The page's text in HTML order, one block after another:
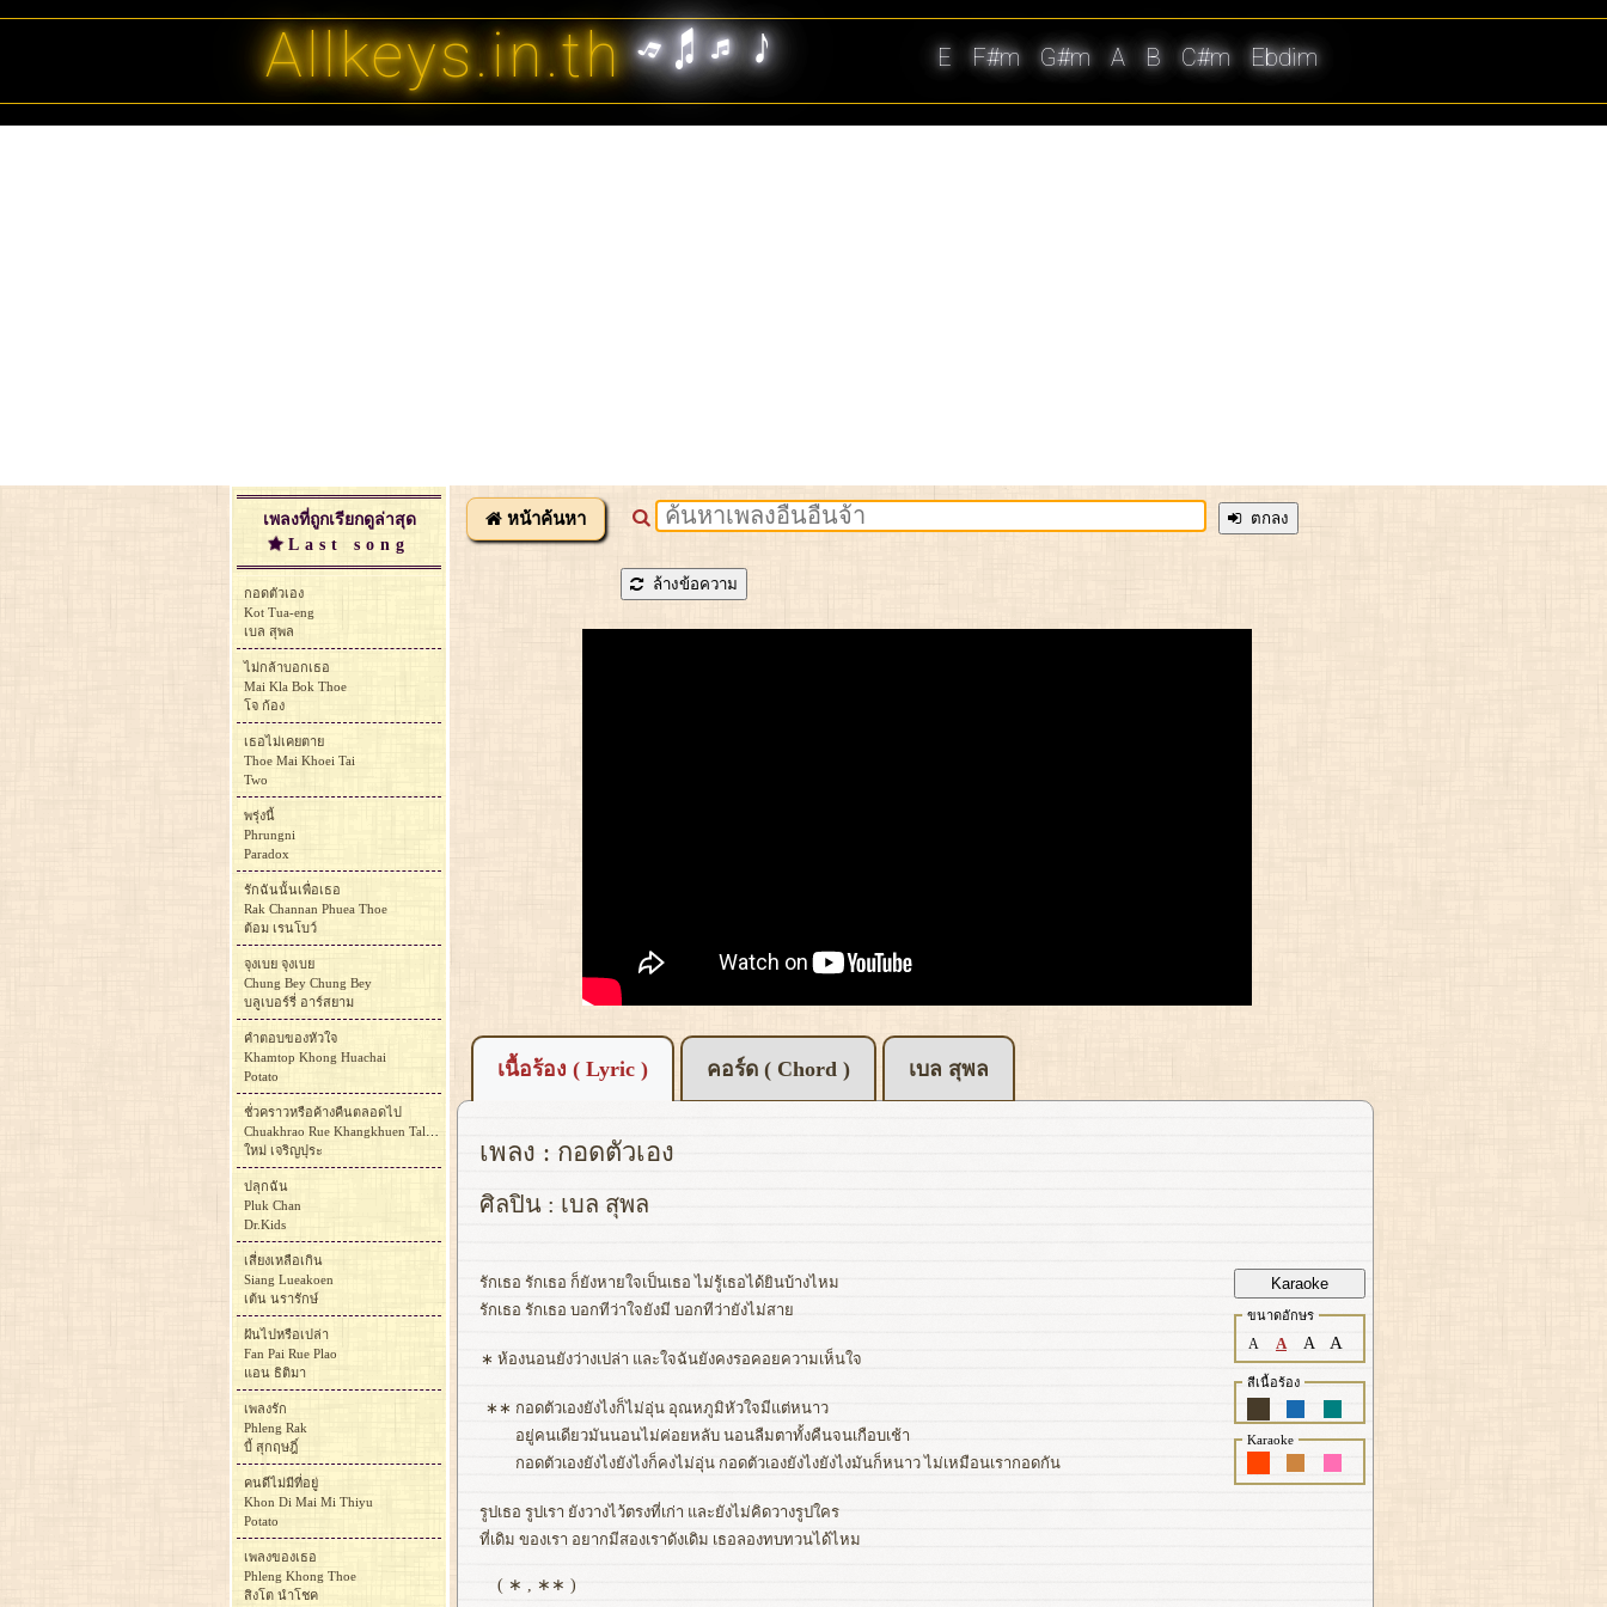
Allkeys.in.th E F#m G#m A B C#m Ebdim
หน้าค้นหา ตกลง
ล้างข้อความ
เนื้อร้อง ( Lyric ) คอร์ด ( Chord ) เบล สุพล
เพลง : กอดตัวเอง
ศิลปิน : เบล สุพล
Karaoke
ขนาดอักษร
A A A A
สีเนื้อร้อง
Karaoke
รักเธอ รักเธอ ก็ยังหายใจเป็นเธอ ไม่รู้เธอได้ยินบ้างไหม
รักเธอ รักเธอ บอกทีว่าใจยังมี บอกทีว่ายังไม่สาย
∗ ห้องนอนยังว่างเปล่า และใจฉันยังคงรอคอยความเห็นใจ
∗∗ กอดตัวเองยังไงก็ไม่อุ่น อุณหภูมิหัวใจมีแต่หนาว
อยู่คนเดียวมันนอนไม่ค่อยหลับ นอนลืมตาทั้งคืนจนเกือบเช้า
กอดตัวเองยังไงยังไงก็คงไม่อุ่น กอดตัวเองยังไงยังไงมันก็หนาว ไม่เหมือนเรากอดกัน
รูปเธอ รูปเรา ยังวางไว้ตรงที่เก่า และยังไม่คิดวางรูปใคร
ที่เดิม ของเรา อยากมีสองเราดังเดิม เธอลองทบทวนได้ไหม
( ∗ , ∗∗ )
เพลงที่ถูกเรียกดูล่าสุด
Last song
กอดตัวเอง
Kot Tua-eng
เบล สุพล
ไม่กล้าบอกเธอ
Mai Kla Bok Thoe
โจ ก้อง
เธอไม่เคยตาย
Thoe Mai Khoei Tai
Two
พรุ่งนี้
Phrungni
Paradox
รักฉันนั้นเพื่อเธอ
Rak Channan Phuea Thoe
ต้อม เรนโบว์
จุงเบย จุงเบย
Chung Bey Chung Bey
บลูเบอร์รี่ อาร์สยาม
คำตอบของหัวใจ
Khamtop Khong Huachai
Potato
ชั่วคราวหรือค้างคืนตลอดไป
Chuakhrao Rue Khangkhuen Talot Pai
ใหม่ เจริญปุระ
ปลุกฉัน
Pluk Chan
Dr.Kids
เสี่ยงเหลือเกิน
Siang Lueakoen
เต้น นรารักษ์
ฝันไปหรือเปล่า
Fan Pai Rue Plao
แอน ธิติมา
เพลงรัก
Phleng Rak
บี้ สุกฤษฎิ์
คนดีไม่มีที่อยู่
Khon Di Mai Mi Thiyu
Potato
เพลงของเธอ
Phleng Khong Thoe
สิงโต นำโชค